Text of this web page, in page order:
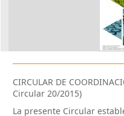
CIRCULAR DE
Circular 20/2015)
La presente Circular